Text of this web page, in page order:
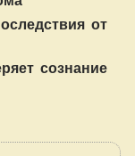
от
сознание